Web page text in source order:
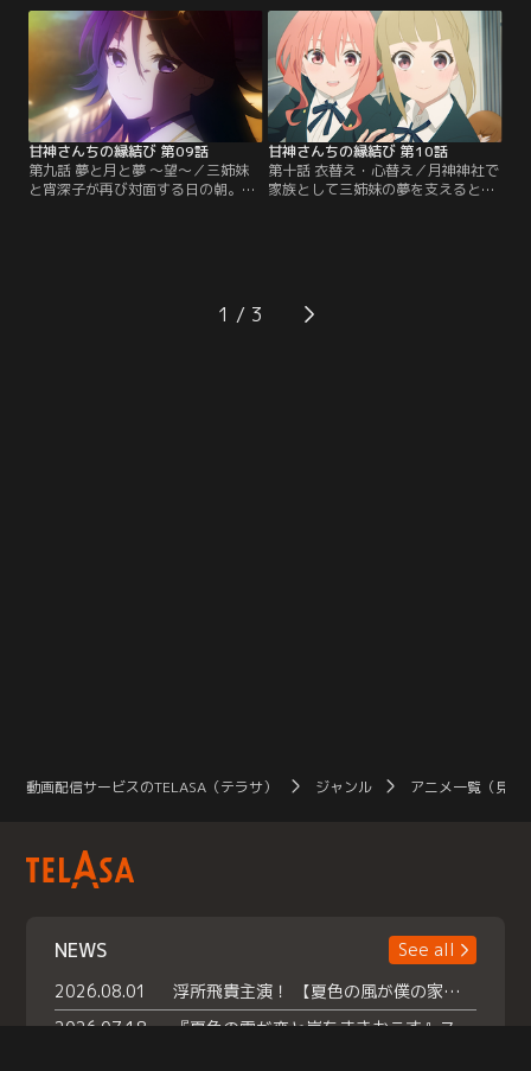
た瓜生は、これ以上勉強に支障が出
ないように、なるべく夢の内容に逆
らおうと決意する。一方、三姉妹
は、例大祭で増えた参拝客に良き対
応をするにはどうしたら良いのかを
相談するため…。【提供：バンダイ
チャンネル】
葉に精神的ダメージを受けた夕奈を
なんとか励ますことに成功した瓜生
は、このまま嵐山に残っていると、
未来が予知夢の通りになってしまう
と気が付き、そのまま家に帰ろうと
するのだが…。【提供：バンダイチ
ャンネル】
甘神さんちの縁結び 第09話
第九話 夢と月と夢 ～望～／三姉妹
と宵深子が再び対面する日の朝。瓜
た。舞昼は宵深子の様子から、なぜ
彼女がわざわざ自分を呼びだしたの
甘神さんちの縁結び 第10話
第十話 衣替え・心替え／月神神社で
家族として三姉妹の夢を支えると約
いたのはなんと夕奈。夕奈の高校は
今年から共学になり、瓜生はクラス
1
動画配信サービスのTELASA（テラサ） ジャンル アニメ一覧（見放
NEWS
See all
2026.08.01
浮所飛貴主演！ 【夏色の風が僕の家にやってきた】 本日よりテラサで独占配信スタート！
2026.07.18
『夏色の雲が恋と嵐をまきおこす』スペシャルメイキング 【Part1】2026年７月18日（土）23時30分～配信スタート！話題のシーンの裏側を大公開！豪華キャスト大集合！ 『武宮家 真夏の家族会議』開催！